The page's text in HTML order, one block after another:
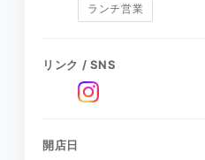
ランチ営業
リンク / SNS
開店日